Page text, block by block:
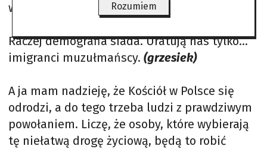
wpływ „postępowej” Europy.
Raczej demografia siada. Uratują nas tylko…
imigranci muzułmańscy. (grzesiek)
A ja mam nadzieję, że Kościół w Polsce się
odrodzi, a do tego trzeba ludzi z prawdziwym
powołaniem. Liczę, że osoby, które wybierają
tę niełatwą drogę życiową, będą to robić
Rozumiem